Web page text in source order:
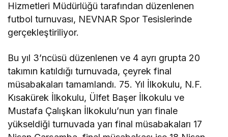
Hizmetleri Müdürlüğü tarafından düzenlenen
futbol turnuvası, NEVNAR Spor Tesislerinde
gerçekleştiriliyor.
Bu yıl 3’ncüsü düzenlenen ve 4 ayrı grupta 20
takımın katıldığı turnuvada, çeyrek final
müsabakaları tamamlandı. 75. Yıl İlkokulu, N.F.
Kısakürek İlkokulu, Ülfet Başer İlkokulu ve
Mustafa Çalışkan İlkokulu’nun yarı finale
yükseldiği turnuvada yarı final müsabakaları 17